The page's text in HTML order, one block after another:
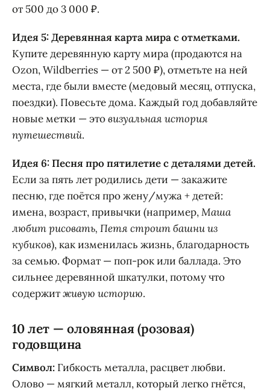
от 500 до 3 000 ₽.
Идея 5: Деревянная карта мира с отметками.
Купите деревянную карту мира (продаются на
Ozon, Wildberries — от 2 500 ₽), отметьте на ней
места, где были вместе (медовый месяц, отпуска,
поездки). Повесьте дома. Каждый год добавляйте
новые метки — этовизуальная история
путешествий.
Идея 6: Песня про пятилетие с деталями детей.
Если за пять лет родились дети — закажите
песню, где поётся про жену/мужа + детей:
имена, возраст, привычки (например,Маша
любит рисовать, Петя строит башни из
кубиков), как изменилась жизнь, благодарность
за семью. Формат — поп-рок или баллада. Это
сильнее деревянной шкатулки, потому что
содержитживую историю.
10 лет — оловянная (розовая)
годовщина
Символ: Гибкость металла, расцвет любви.
Олово — мягкий металл, который легко гнётся,